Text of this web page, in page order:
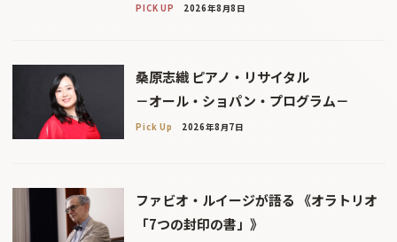
PICK UP 2026年8月8日
桑原志織 ピアノ・リサイタル
－オール・ショパン・プログラム－
Pick Up 2026年8月7日
ファビオ・ルイージが語る 《オラトリオ
「7つの封印の書」》